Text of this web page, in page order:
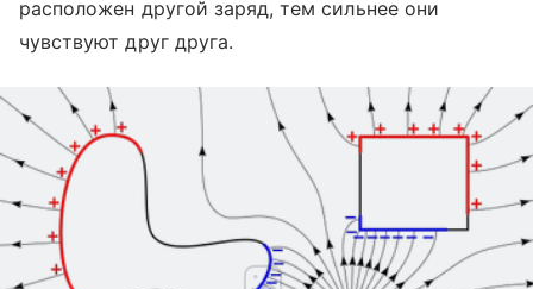
расположен другой заряд, тем сильнее они
чувствуют друг друга.